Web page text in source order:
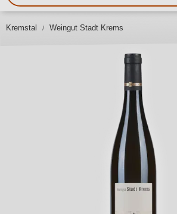
Kremstal Weingut Stadt Krems
Sie suchen – ob nach